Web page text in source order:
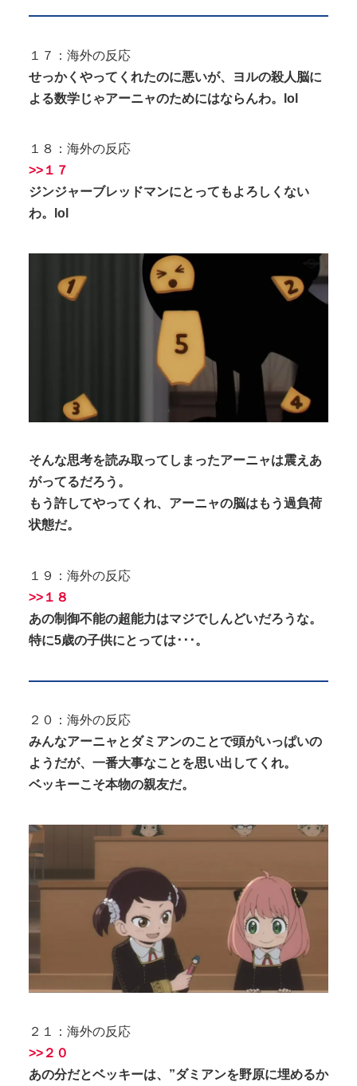
１７：海外の反応
せっかくやってくれたのに悪いが、ヨルの殺人脳に
よる数学じゃアーニャのためにはならんわ。lol
１８：海外の反応
>>１７
ジンジャーブレッドマンにとってもよろしくない
わ。lol
そんな思考を読み取ってしまったアーニャは震えあ
がってるだろう。
もう許してやってくれ、アーニャの脳はもう過負荷
状態だ。
１９：海外の反応
>>１８
あの制御不能の超能力はマジでしんどいだろうな。
特に5歳の子供にとっては･･･。
２０：海外の反応
みんなアーニャとダミアンのことで頭がいっぱいの
ようだが、一番大事なことを思い出してくれ。
ベッキーこそ本物の親友だ。
２１：海外の反応
>>２０
あの分だとベッキーは、”ダミアンを野原に埋めるか